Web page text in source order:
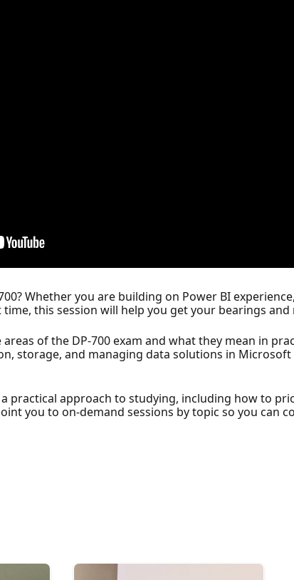
Whether you are building on Power BI
this session will help you get your bearings
of the DP-700 exam and what they mean in
storage, and managing data solutions in Microsoft
practical approach to studying, including how to
you to on-demand sessions by topic so you can